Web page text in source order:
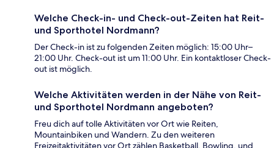
Welche Check-in- und Check-out-Zeiten hat Reit-
und Sporthotel Nordmann?
Der Check-in ist zu folgenden Zeiten möglich: 15:00 Uhr–
21:00 Uhr. Check-out ist um 11:00 Uhr. Ein kontaktloser Check-
out ist möglich.
Welche Aktivitäten werden in der Nähe von Reit-
und Sporthotel Nordmann angeboten?
Freu dich auf tolle Aktivitäten vor Ort wie Reiten,
Mountainbiken und Wandern. Zu den weiteren
Freizeitaktivitäten vor Ort zählen Basketball, Bowling, und